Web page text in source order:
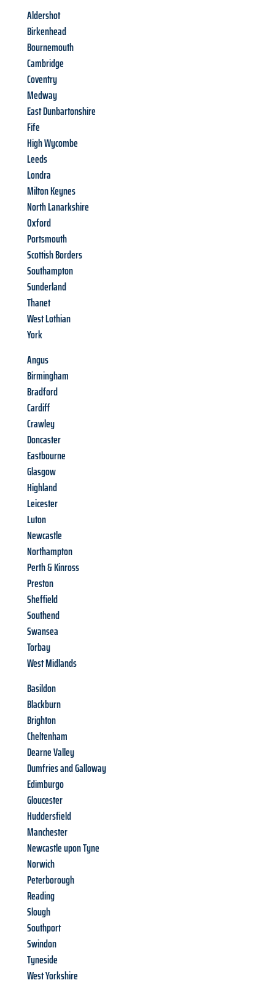
Aldershot
Birkenhead
Bournemouth
Cambridge
Coventry
Medway
East Dunbartonshire
Fife
High Wycombe
Leeds
Londra
Milton Keynes
North Lanarkshire
Oxford
Portsmouth
Scottish Borders
Southampton
Sunderland
Thanet
West Lothian
York
Angus
Birmingham
Bradford
Cardiff
Crawley
Doncaster
Eastbourne
Glasgow
Highland
Leicester
Luton
Newcastle
Northampton
Perth & Kinross
Preston
Sheffield
Southend
Swansea
Torbay
West Midlands
Basildon
Blackburn
Brighton
Cheltenham
Dearne Valley
Dumfries and Galloway
Edimburgo
Gloucester
Huddersfield
Manchester
Newcastle upon Tyne
Norwich
Peterborough
Reading
Slough
Southport
Swindon
Tyneside
West Yorkshire